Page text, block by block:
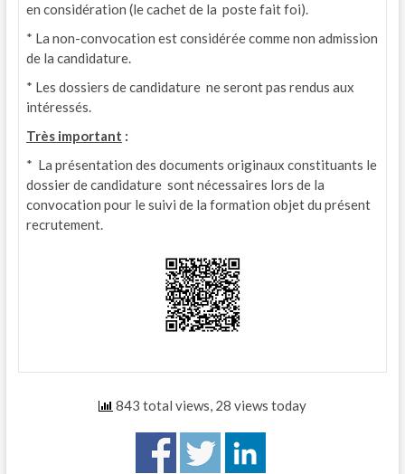
en considération (le cachet de la poste fait foi).
* La non-convocation est considérée comme non admission
de la candidature.
* Les dossiers de candidature ne seront pas rendus aux
intéressés.
Très important :
* La présentation des documents originaux constituants le
dossier de candidature sont nécessaires lors de la
convocation pour le suivi de la formation objet du présent
recrutement.
843 total views, 28 views today